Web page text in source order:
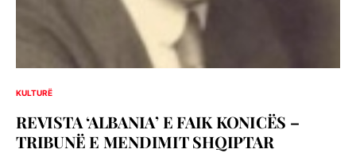
KULTURË
REVISTA ‘ALBANIA’ E FAIK KONICËS –
TRIBUNË E MENDIMIT SHQIPTAR